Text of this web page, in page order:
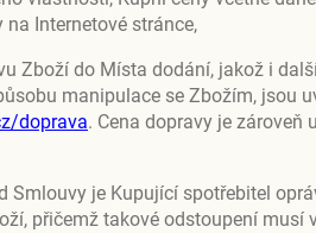
Internetové stránce,
Zboží do Místa dodání, jakož i
manipulace se Zbožím, jsou
doprava. Cena dopravy je
Smlouvy je Kupující spotřebitel
přičemž takové odstoupení